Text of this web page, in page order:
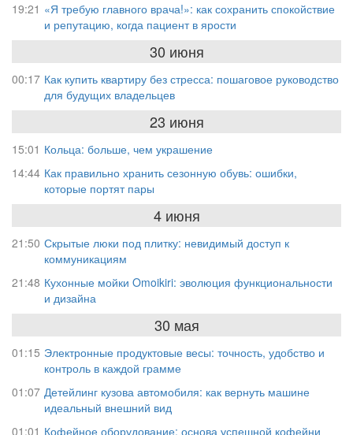
19:21 «Я требую главного врача!»: как сохранить спокойствие
и репутацию, когда пациент в ярости
30 июня
00:17 Как купить квартиру без стресса: пошаговое руководство
для будущих владельцев
23 июня
15:01 Кольца: больше, чем украшение
14:44 Как правильно хранить сезонную обувь: ошибки,
которые портят пары
4 июня
21:50 Скрытые люки под плитку: невидимый доступ к
коммуникациям
21:48 Кухонные мойки Omoikiri: эволюция функциональности
и дизайна
30 мая
01:15 Электронные продуктовые весы: точность, удобство и
контроль в каждой грамме
01:07 Детейлинг кузова автомобиля: как вернуть машине
идеальный внешний вид
01:01 Кофейное оборудование: основа успешной кофейни